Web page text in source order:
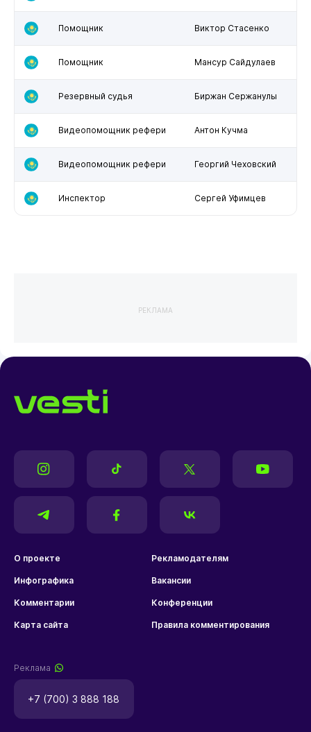
Помощник Виктор Стасенко
Помощник Мансур Сайдулаев
Резервный судья Биржан Сержанулы
Видеопомощник рефери Антон Кучма
Видеопомощник рефери Георгий Чеховский
Инспектор Сергей Уфимцев
РЕКЛАМА
О проекте Рекламодателям
Инфографика Вакансии
Комментарии Конференции
Карта сайта Правила комментирования
Реклама
+7 (700) 3 888 188